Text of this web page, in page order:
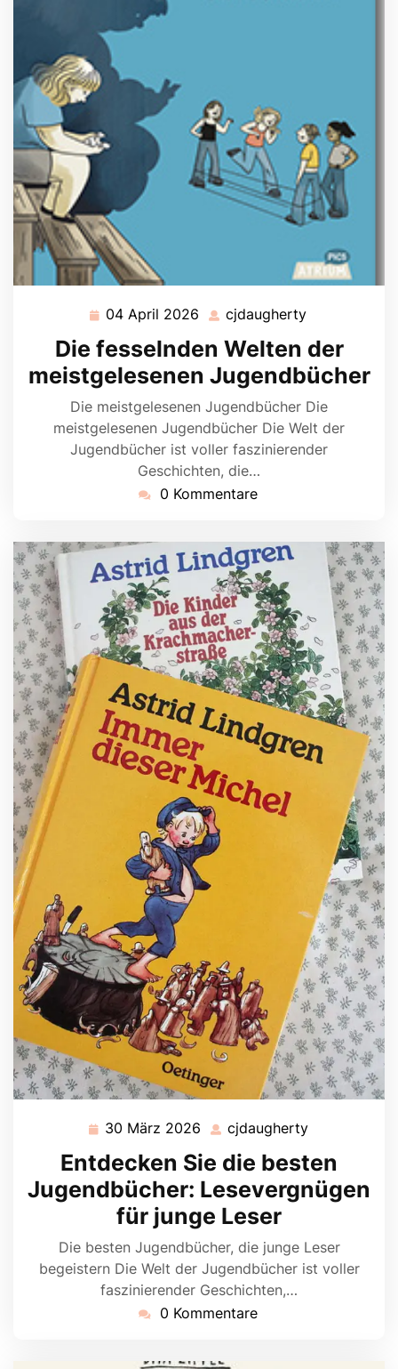
04 April 2026 04
April
2026
cjdaugherty
Die fesselnden Welten der
meistgelesenen Jugendbücher
Die meistgelesenen Jugendbücher Die
meistgelesenen Jugendbücher Die Welt der
Jugendbücher ist voller faszinierender
Geschichten, die…
0 Kommentare
30 März 2026 30
März
2026
cjdaugherty
Entdecken Sie die besten
Jugendbücher: Lesevergnügen
für junge Leser
Die besten Jugendbücher, die junge Leser
begeistern Die Welt der Jugendbücher ist voller
faszinierender Geschichten,…
0 Kommentare